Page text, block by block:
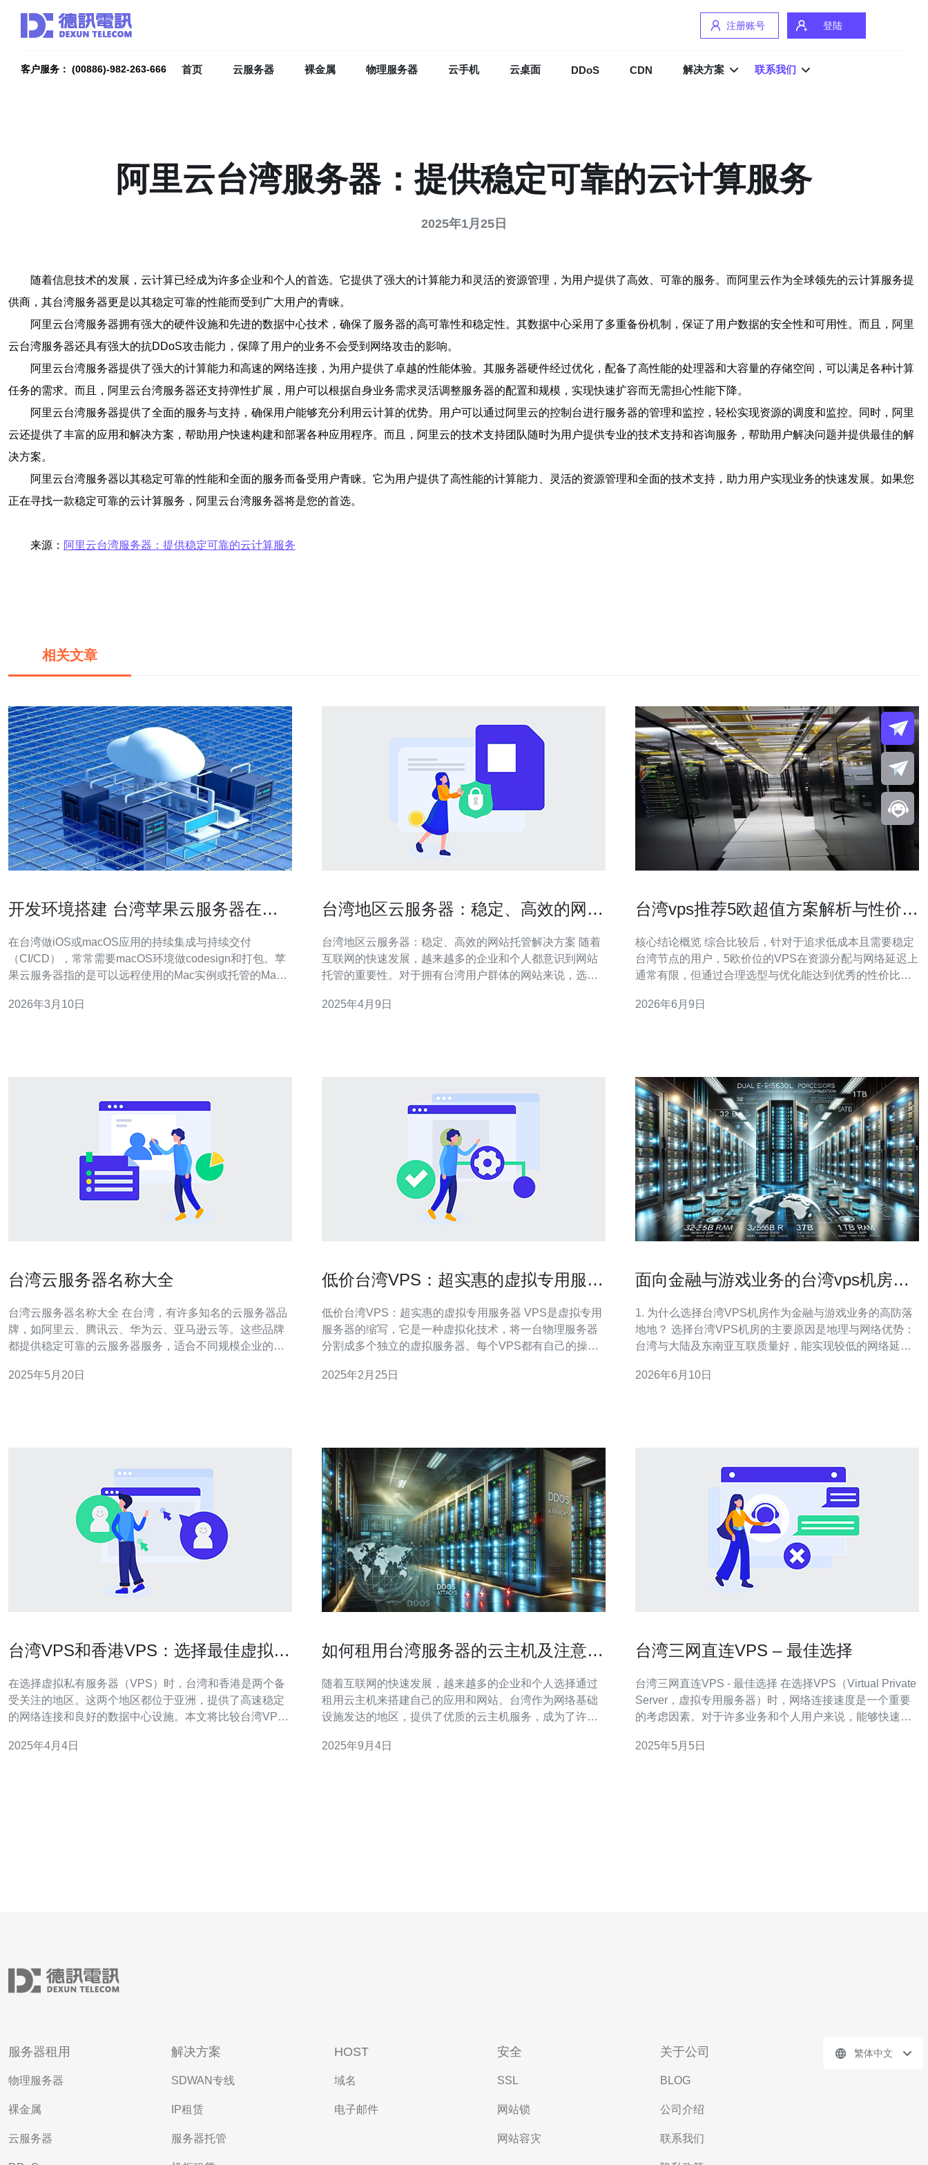
注册账号 登陆
客户服务： (00886)-982-263-666 首页 云服务器 裸金属 物理服务器 云手机 云桌面 DDoS CDN 解决方案 联系我们
阿里云台湾服务器：提供稳定可靠的云计算服务
2025年1月25日
随着信息技术的发展，云计算已经成为许多企业和个人的首选。它提供了强大的计算能力和灵活的资源管理，为用户提供了高效、可靠的服务。而阿里云作为全球领先的云计算服务提
供商，其台湾服务器更是以其稳定可靠的性能而受到广大用户的青睐。
阿里云台湾服务器拥有强大的硬件设施和先进的数据中心技术，确保了服务器的高可靠性和稳定性。其数据中心采用了多重备份机制，保证了用户数据的安全性和可用性。而且，阿里
云台湾服务器还具有强大的抗DDoS攻击能力，保障了用户的业务不会受到网络攻击的影响。
阿里云台湾服务器提供了强大的计算能力和高速的网络连接，为用户提供了卓越的性能体验。其服务器硬件经过优化，配备了高性能的处理器和大容量的存储空间，可以满足各种计算
任务的需求。而且，阿里云台湾服务器还支持弹性扩展，用户可以根据自身业务需求灵活调整服务器的配置和规模，实现快速扩容而无需担心性能下降。
阿里云台湾服务器提供了全面的服务与支持，确保用户能够充分利用云计算的优势。用户可以通过阿里云的控制台进行服务器的管理和监控，轻松实现资源的调度和监控。同时，阿里
云还提供了丰富的应用和解决方案，帮助用户快速构建和部署各种应用程序。而且，阿里云的技术支持团队随时为用户提供专业的技术支持和咨询服务，帮助用户解决问题并提供最佳的解
决方案。
阿里云台湾服务器以其稳定可靠的性能和全面的服务而备受用户青睐。它为用户提供了高性能的计算能力、灵活的资源管理和全面的技术支持，助力用户实现业务的快速发展。如果您
正在寻找一款稳定可靠的云计算服务，阿里云台湾服务器将是您的首选。
来源： 阿里云台湾服务器：提供稳定可靠的云计算服务
相关文章
开发环境搭建 台湾苹果云服务器在哪
在台湾做iOS或macOS应用的持续集成与持续交付
（CI/CD），常常需要macOS环境做codesign和打包。苹
果云服务器指的是可以远程使用的Mac实例或托管的Mac
MacStadium）、使用GitHub Actions的macOS runner，或
2026年3月10日
台湾地区云服务器：稳定、高效的网站
台湾地区云服务器：稳定、高效的网站托管解决方案 随着
互联网的快速发展，越来越多的企业和个人都意识到网站
托管的重要性。对于拥有台湾用户群体的网站来说，选择
将介绍台湾地区云服务器的优势以及如何选择合适的云服
2025年4月9日
台湾vps推荐5欧超值方案解析与性价比
核心结论概览 综合比较后，针对于追求低成本且需要稳定
台湾节点的用户，5欧价位的VPS在资源分配与网络延迟上
通常有限，但通过合理选型与优化能达到优秀的性价比。
宽、基础DDoS防御与域名及主机服务整合方面具有明显
2026年6月9日
台湾云服务器名称大全
台湾云服务器名称大全 在台湾，有许多知名的云服务器品
牌，如阿里云、腾讯云、华为云、亚马逊云等。这些品牌
都提供稳定可靠的云服务器服务，适合不同规模企业的需
商，如中华电信、绿界科技、凌云网络等。这些厂商提供
2025年5月20日
低价台湾VPS：超实惠的虚拟专用服务
低价台湾VPS：超实惠的虚拟专用服务器 VPS是虚拟专用
服务器的缩写，它是一种虚拟化技术，将一台物理服务器
分割成多个独立的虚拟服务器。每个VPS都有自己的操作
价格低廉、配置灵活、安全可靠等优点，越来越多的人选
2025年2月25日
面向金融与游戏业务的台湾vps机房高
1. 为什么选择台湾VPS机房作为金融与游戏业务的高防落
地地？ 选择台湾VPS机房的主要原因是地理与网络优势：
台湾与大陆及东南亚互联质量好，能实现较低的网络延
部署高防设备。对于金融业务，网络稳定与合规要求高；
2026年6月10日
台湾VPS和香港VPS：选择最佳虚拟私
在选择虚拟私有服务器（VPS）时，台湾和香港是两个备
受关注的地区。这两个地区都位于亚洲，提供了高速稳定
的网络连接和良好的数据中心设施。本文将比较台湾VPS
一个技术发达的地区，拥有先进的网络基础设施和数据中
2025年4月4日
如何租用台湾服务器的云主机及注意事
随着互联网的快速发展，越来越多的企业和个人选择通过
租用云主机来搭建自己的应用和网站。台湾作为网络基础
设施发达的地区，提供了优质的云主机服务，成为了许多
台湾服务器的过程可能会有些复杂。本文将为您详细介绍
2025年9月4日
台湾三网直连VPS – 最佳选择
台湾三网直连VPS - 最佳选择 在选择VPS（Virtual Private
Server，虚拟专用服务器）时，网络连接速度是一个重要
的考虑因素。对于许多业务和个人用户来说，能够快速稳
VPS是指服务器直接连接台湾三大主要网络供应商（中华
2025年5月5日
服务器租用
物理服务器
裸金属
云服务器
解决方案
SDWAN专线
IP租赁
服务器托管
HOST
域名
电子邮件
安全
SSL
网站锁
网站容灾
关于公司
BLOG
公司介绍
联系我们
繁体中文